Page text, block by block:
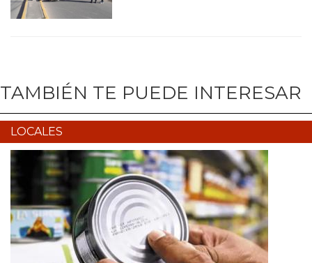
TAMBIÉN TE PUEDE INTERESAR
LOCALES